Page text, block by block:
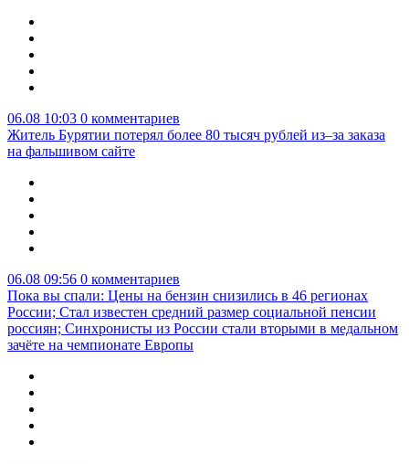
06.08 10:03 0 комментариев
Житель Бурятии потерял более 80 тысяч рублей из–за заказа
на фальшивом сайте
06.08 09:56 0 комментариев
Пока вы спали: Цены на бензин снизились в 46 регионах
России; Стал известен средний размер социальной пенсии
россиян; Синхронисты из России стали вторыми в медальном
зачёте на чемпионате Европы